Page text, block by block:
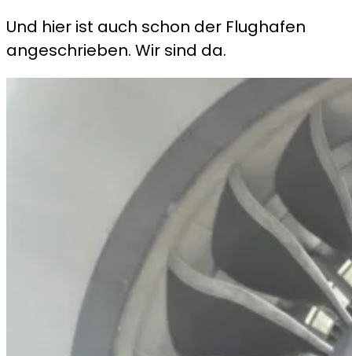
Und hier ist auch schon der Flughafen
angeschrieben. Wir sind da.